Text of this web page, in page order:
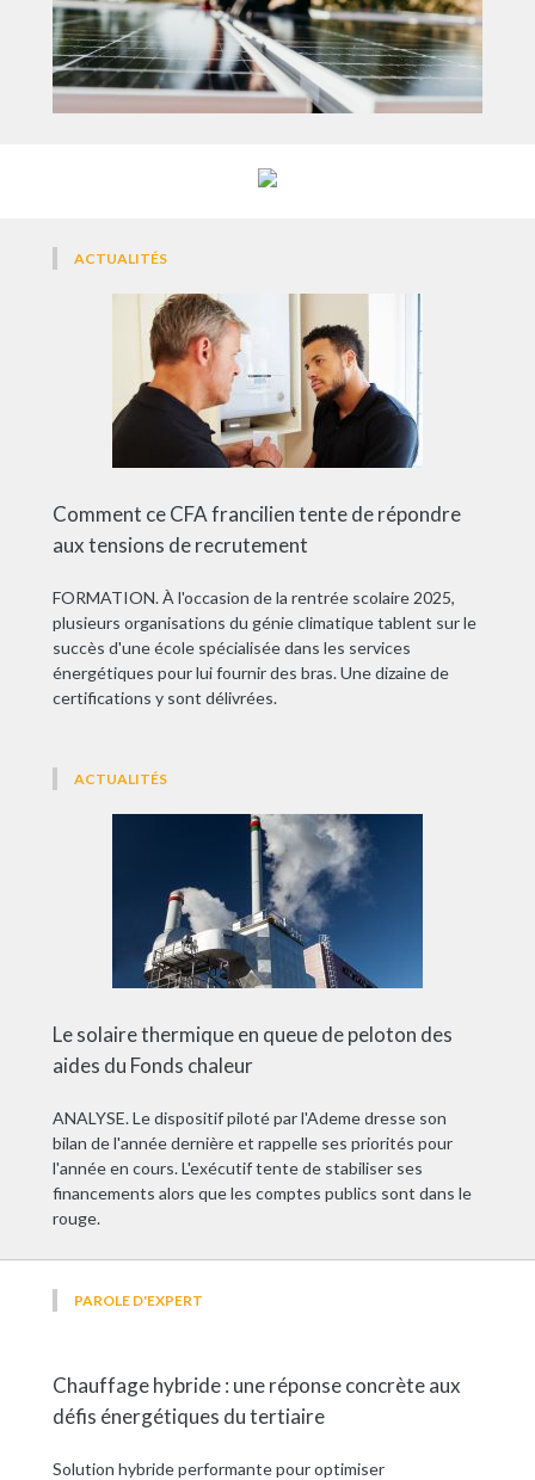
ACTUALITÉS
Comment ce CFA francilien tente de répondre
aux tensions de recrutement
FORMATION. À l'occasion de la rentrée scolaire 2025,
plusieurs organisations du génie climatique tablent sur le
succès d'une école spécialisée dans les services
énergétiques pour lui fournir des bras. Une dizaine de
certifications y sont délivrées.
ACTUALITÉS
Le solaire thermique en queue de peloton des
aides du Fonds chaleur
ANALYSE. Le dispositif piloté par l'Ademe dresse son
bilan de l'année dernière et rappelle ses priorités pour
l'année en cours. L'exécutif tente de stabiliser ses
financements alors que les comptes publics sont dans le
rouge.
PAROLE D'EXPERT
Chauffage hybride : une réponse concrète aux
défis énergétiques du tertiaire
Solution hybride performante pour optimiser